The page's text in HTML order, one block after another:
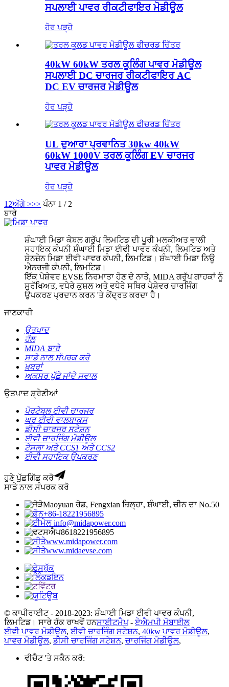
ਸਪਲਾਈ ਪਾਵਰ ਰੀਕਟੀਫਾਇਰ ਮੋਡੀਊਲ
ਹੋਰ ਪੜ੍ਹੋ
40kW 60kW ਤਰਲ ਕੂਲਿੰਗ ਪਾਵਰ ਮੋਡੀਊਲ
ਸਪਲਾਈ DC ਚਾਰਜਰ ਰੀਕਟੀਫਾਇਰ AC
DC EV ਚਾਰਜਰ ਮੋਡੀਊਲ
ਹੋਰ ਪੜ੍ਹੋ
UL ਦੁਆਰਾ ਪ੍ਰਵਾਨਿਤ 30kw 40kW
60kW 1000V ਤਰਲ ਕੂਲਿੰਗ EV ਚਾਰਜਰ
ਪਾਵਰ ਮੋਡੀਊਲ
ਹੋਰ ਪੜ੍ਹੋ
1 2ਅੱਗੇ >>> ਪੰਨਾ 1 / 2
ਬਾਰੇ
ਸ਼ੰਘਾਈ ਮਿਡਾ ਕੇਬਲ ਗਰੁੱਪ ਲਿਮਟਿਡ ਦੀ ਪੂਰੀ ਮਲਕੀਅਤ ਵਾਲੀ
ਸਹਾਇਕ ਕੰਪਨੀ ਸ਼ੰਘਾਈ ਮਿਡਾ ਈਵੀ ਪਾਵਰ ਕੰਪਨੀ, ਲਿਮਟਿਡ ਅਤੇ
ਸ਼ੇਨਜ਼ੇਨ ਮਿਡਾ ਈਵੀ ਪਾਵਰ ਕੰਪਨੀ, ਲਿਮਟਿਡ। ਸ਼ੰਘਾਈ ਮਿਡਾ ਨਿਊ
ਐਨਰਜੀ ਕੰਪਨੀ, ਲਿਮਟਿਡ।
ਇੱਕ ਪੇਸ਼ੇਵਰ EVSE ਨਿਰਮਾਤਾ ਹੋਣ ਦੇ ਨਾਤੇ, MIDA ਗਰੁੱਪ ਗਾਹਕਾਂ ਨੂੰ
ਸੁਰੱਖਿਅਤ, ਵਧੇਰੇ ਕੁਸ਼ਲ ਅਤੇ ਵਧੇਰੇ ਸਥਿਰ ਪੇਸ਼ੇਵਰ ਚਾਰਜਿੰਗ
ਉਪਕਰਣ ਪ੍ਰਦਾਨ ਕਰਨ 'ਤੇ ਕੇਂਦ੍ਰਤ ਕਰਦਾ ਹੈ।
ਜਾਣਕਾਰੀ
ਉਤਪਾਦ
ਹੱਲ
MIDA ਬਾਰੇ
ਸਾਡੇ ਨਾਲ ਸੰਪਰਕ ਕਰੋ
ਖ਼ਬਰਾਂ
ਅਕਸਰ ਪੁੱਛੇ ਜਾਂਦੇ ਸਵਾਲ
ਉਤਪਾਦ ਸ਼੍ਰੇਣੀਆਂ
ਪੋਰਟੇਬਲ ਈਵੀ ਚਾਰਜਰ
ਘਰ ਈਵੀ ਵਾਲਬਾਕਸ
ਡੀਸੀ ਚਾਰਜਰ ਸਟੇਸ਼ਨ
ਈਵੀ ਚਾਰਜਿੰਗ ਮੋਡੀਊਲ
ਟੇਸਲਾ ਅਤੇ CCS1 ਅਤੇ CCS2
ਈਵੀ ਸਹਾਇਕ ਉਪਕਰਣ
ਹੁਣੇ ਪੁੱਛਗਿੱਛ ਕਰੋ
ਸਾਡੇ ਨਾਲ ਸੰਪਰਕ ਕਰੋ
Maoyuan ਰੋਡ, Fengxian ਜ਼ਿਲ੍ਹਾ, ਸ਼ੰਘਾਈ, ਚੀਨ ਦਾ No.50
+86-18221956895
info@midapower.com
8618221956895
www.midapower.com
www.midaevse.com
© ਕਾਪੀਰਾਈਟ - 2018-2023: ਸ਼ੰਘਾਈ ਮਿਡਾ ਈਵੀ ਪਾਵਰ ਕੰਪਨੀ,
ਲਿਮਟਿਡ। ਸਾਰੇ ਹੱਕ ਰਾਖਵੇਂ ਹਨਸਾਈਟਮੈਪ-ਏਐਮਪੀ ਮੋਬਾਈਲ
ਈਵੀ ਪਾਵਰ ਮੋਡੀਊਲ,ਈਵੀ ਚਾਰਜਿੰਗ ਸਟੇਸ਼ਨ, 40kw ਪਾਵਰ ਮੋਡੀਊਲ,
ਪਾਵਰ ਮੋਡੀਊਲ,ਡੀਸੀ ਚਾਰਜਿੰਗ ਸਟੇਸ਼ਨ, ਚਾਰਜਿੰਗ ਮੋਡੀਊਲ,
ਵੀਚੈਟ 'ਤੇ ਸਕੈਨ ਕਰੋ: